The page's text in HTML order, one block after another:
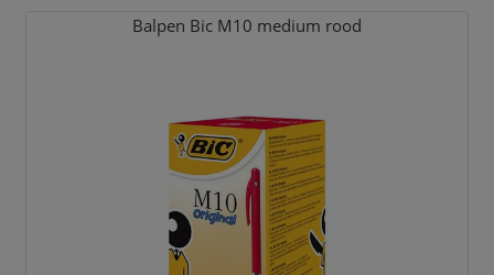
Balpen Bic M10 medium rood